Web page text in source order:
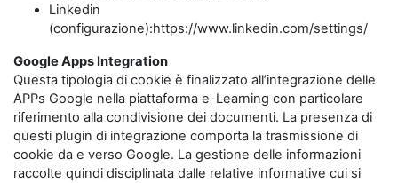
Linkedin
(configurazione):https://www.linkedin.com/settings/
Google Apps Integration
Questa tipologia di cookie è finalizzato all’integrazione delle
APPs Google nella piattaforma e-Learning con particolare
riferimento alla condivisione dei documenti. La presenza di
questi plugin di integrazione comporta la trasmissione di
cookie da e verso Google. La gestione delle informazioni
raccolte quindi disciplinata dalle relative informative cui si